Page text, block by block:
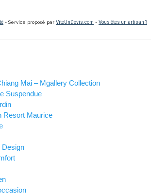
Mai – Mgallery Collection
Suspendue
Resort Maurice
Design